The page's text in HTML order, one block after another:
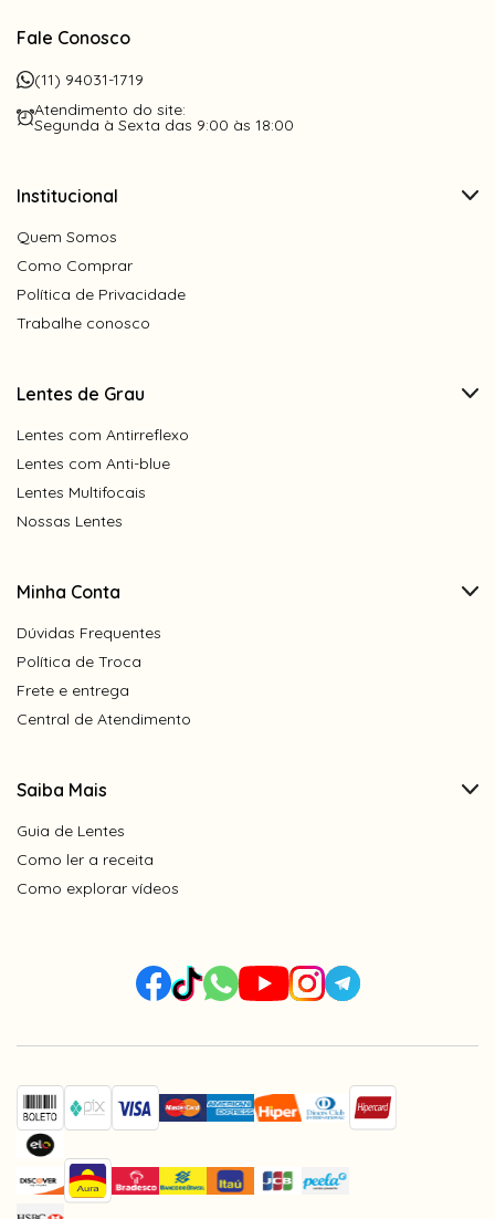
Fale Conosco
(11) 94031-1719
Atendimento do site:
Segunda à Sexta das 9:00 às 18:00
Institucional
Quem Somos
Como Comprar
Política de Privacidade
Trabalhe conosco
Lentes de Grau
Lentes com Antirreflexo
Lentes com Anti-blue
Lentes Multifocais
Nossas Lentes
Minha Conta
Dúvidas Frequentes
Política de Troca
Frete e entrega
Central de Atendimento
Saiba Mais
Guia de Lentes
Como ler a receita
Como explorar vídeos